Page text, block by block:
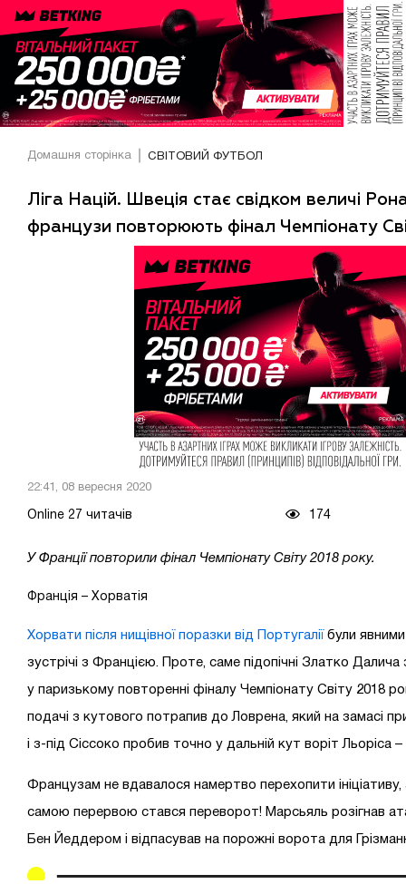
Домашня сторінка СВІТОВИЙ ФУТБОЛ
Ліга Націй. Швеція стає свідком величі
французи повторюють фінал Чемпіонату
22:41, 08 вересня 2020
Online 27 читачів 174
У Франції повторили фінал Чемпіонату Світу 2018 року.
Франція – Хорватія
Хорвати після нищівної поразки від Португалії були
зустрічі з Францією. Проте, саме підопічні Златко
у паризькому повторенні фіналу Чемпіонату Світу 2018
подачі з кутового потрапив до Ловрена, який на замасі
і з-під Сіссоко пробив точно у дальній кут воріт Льоріса –
Французам не вдавалося намертво перехопити
самою перервою стався переворот! Марсьяль розігнав
Бен Йеддером і відпасував на порожні ворота для